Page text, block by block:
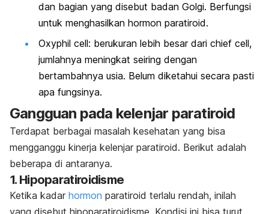
dan bagian yang disebut badan Golgi. Berfungsi
untuk menghasilkan hormon paratiroid.
Oxyphil cell: berukuran lebih besar dari chief cell,
jumlahnya meningkat seiring dengan
bertambahnya usia. Belum diketahui secara pasti
apa fungsinya.
Gangguan pada kelenjar paratiroid
Terdapat berbagai masalah kesehatan yang bisa
mengganggu kinerja kelenjar paratiroid. Berikut adalah
beberapa di antaranya.
1. Hipoparatiroidisme
Ketika kadar hormon paratiroid terlalu rendah, inilah